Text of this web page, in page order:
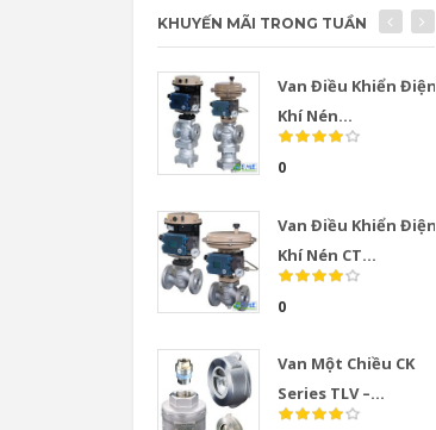
KHUYẾN MÃI TRONG TUẦN
Van Điều Khiển Điện
Khí Nén...
0
Van Điều Khiển Điện
Khí Nén CT...
0
Van Một Chiều CK
Series TLV –...